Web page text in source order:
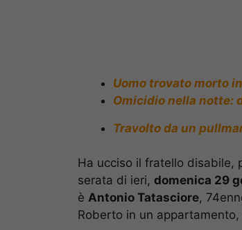
Uomo trovato morto
Omicidio nella notte:
Travolto da un
Ha ucciso il fratello disabile,
serata di ieri, domenica 29
è Antonio Tatasciore,
Roberto in un appartamento,